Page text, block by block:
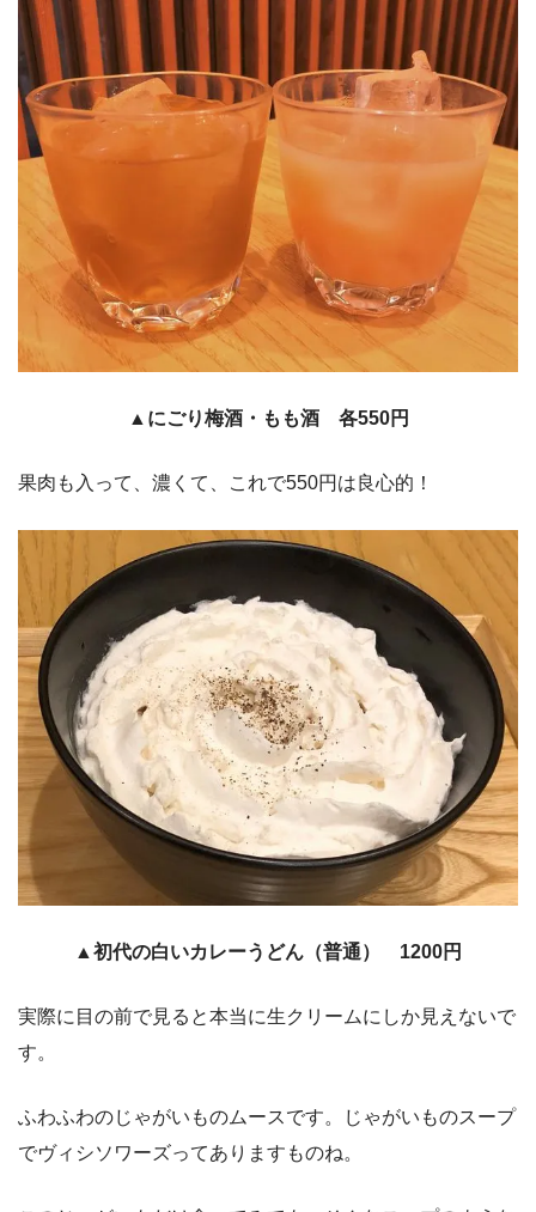
▲にごり梅酒・もも酒 各550円
果肉も入って、濃くて、これで550円は良心的！
▲初代の白いカレーうどん（普通） 1200円
実際に目の前で見ると本当に生クリームにしか見えないで
す。
ふわふわのじゃがいものムースです。じゃがいものスープ
でヴィシソワーズってありますものね。